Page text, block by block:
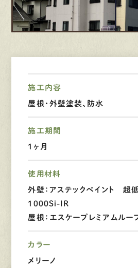
0120-
施工内容
屋根・外壁塗装、防水
施工期間
1ヶ月
使用材料
外壁：アステックペイント 超
1000Si-IR
屋根：エスケープレミアムルー
カラー
メリーノ